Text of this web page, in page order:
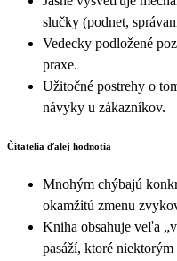
slučky (podnet,
Vedecky podložené
praxe.
Užitočné postrehy o
návyky u zákazníkov.
Čitatelia ďalej hodnotia
Mnohým chýbajú
okamžitú zmenu
Kniha obsahuje veľa
pasáží, ktoré